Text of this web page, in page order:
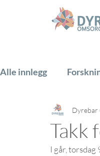
Alle innlegg
Hund
Takk
Dyrebar
I går, torsdag